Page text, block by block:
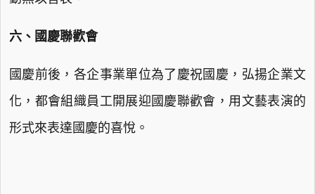
六、國慶聯歡會
國慶前後，各企事業單位為了慶祝國慶，弘揚企業文
化，都會組織員工開展迎國慶聯歡會，用文藝表演的
形式來表達國慶的喜悅。